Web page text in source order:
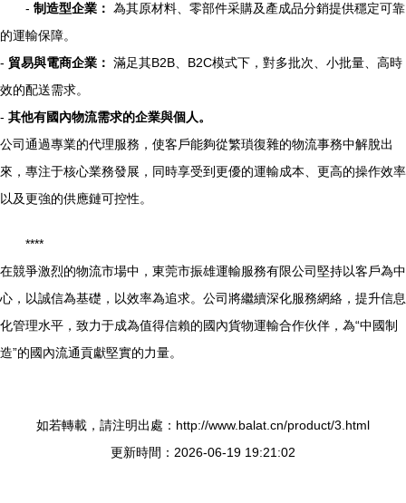
- 制造型企業： 為其原材料、零部件采購及產成品分銷提供穩定可靠
的運輸保障。
- 貿易與電商企業： 滿足其B2B、B2C模式下，對多批次、小批量、高時
效的配送需求。
- 其他有國內物流需求的企業與個人。
公司通過專業的代理服務，使客戶能夠從繁瑣復雜的物流事務中解脫出
來，專注于核心業務發展，同時享受到更優的運輸成本、更高的操作效率
以及更強的供應鏈可控性。
****
在競爭激烈的物流市場中，東莞市振雄運輸服務有限公司堅持以客戶為中
心，以誠信為基礎，以效率為追求。公司將繼續深化服務網絡，提升信息
化管理水平，致力于成為值得信賴的國內貨物運輸合作伙伴，為“中國制
造”的國內流通貢獻堅實的力量。
如若轉載，請注明出處：http://www.balat.cn/product/3.html
更新時間：2026-06-19 19:21:02